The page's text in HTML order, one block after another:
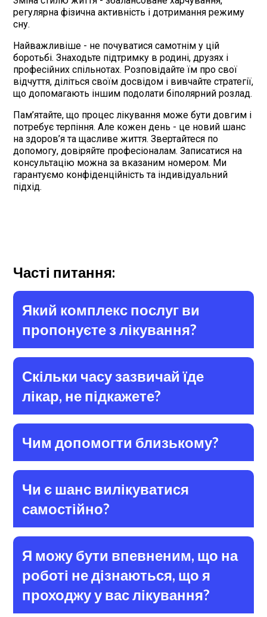
регулярна фізична активність і дотримання режиму
сну.
Найважливіше - не почуватися самотнім у цій
боротьбі. Знаходьте підтримку в родині, друзях і
професійних спільнотах. Розповідайте їм про свої
відчуття, діліться своїм досвідом і вивчайте стратегії,
що допомагають іншим подолати біполярний розлад.
Пам’ятайте, що процес лікування може бути довгим і
потребує терпіння. Але кожен день - це новий шанс
на здоров’я та щасливе життя. Звертайтеся по
допомогу, довіряйте професіоналам. Записатися на
консультацію можна за вказаним номером. Ми
гарантуємо конфіденційність та індивідуальний
підхід.
Часті питання:
Який комплекс послуг ви
пропонуєте з лікування?
Скільки часу зазвичай їде
лікар, не підкажете?
Чим допомогти близькому?
Чи є шанс вилікуватися
самостійно?
Я можу бути впевненим, що на
роботі не дізнаються, що я
проходжу у вас лікування?